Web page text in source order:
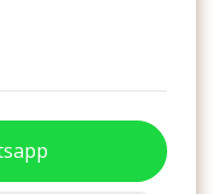
top tether per